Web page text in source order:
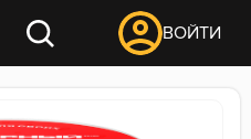
ВОЙТИ